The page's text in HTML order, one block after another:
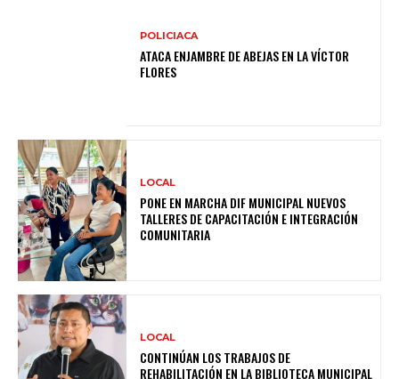
POLICIACA
ATACA ENJAMBRE DE ABEJAS EN LA VÍCTOR
FLORES
LOCAL
PONE EN MARCHA DIF MUNICIPAL NUEVOS
TALLERES DE CAPACITACIÓN E INTEGRACIÓN
COMUNITARIA
LOCAL
CONTINÚAN LOS TRABAJOS DE
REHABILITACIÓN EN LA BIBLIOTECA MUNICIPAL